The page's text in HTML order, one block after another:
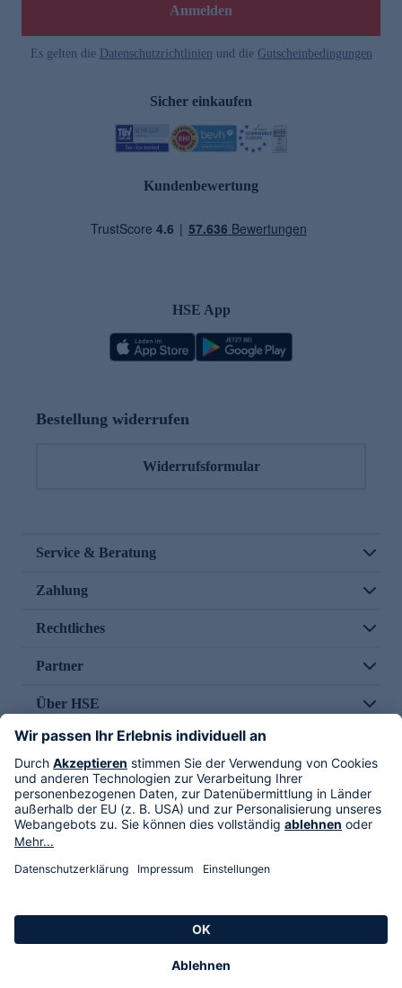
Anmelden
Es gelten die Datenschutzrichtlinien und die Gutscheinbedingungen
Sicher einkaufen
Kundenbewertung
HSE App
Bestellung widerrufen
Widerrufsformular
Service & Beratung
Zahlung
Rechtliches
Partner
Über HSE
Im TV
HSE International